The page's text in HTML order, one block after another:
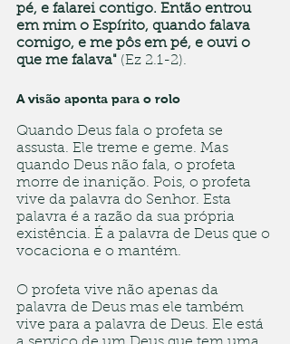
pé, e falarei contigo. Então entrou
em mim o Espírito, quando falava
comigo, e me pôs em pé, e ouvi o
que me falava" (Ez 2.1-2).
A visão aponta para o rolo
Quando Deus fala o profeta se
assusta. Ele treme e geme. Mas
quando Deus não fala, o profeta
morre de inanição. Pois, o profeta
vive da palavra do Senhor. Esta
palavra é a razão da sua própria
existência. É a palavra de Deus que o
vocaciona e o mantém.
O profeta vive não apenas da
palavra de Deus mas ele também
vive para a palavra de Deus. Ele está